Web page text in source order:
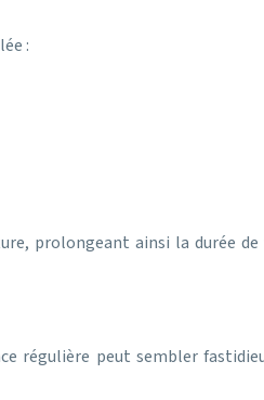
:
prolongeant ainsi la durée de
régulière peut sembler